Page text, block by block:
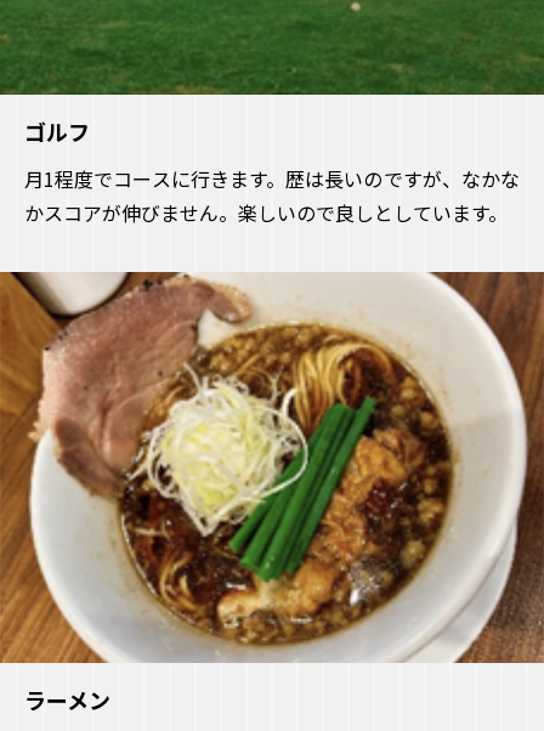
ゴルフ
月1程度でコースに行きます。歴は長いのですが、なかな
かスコアが伸びません。楽しいので良しとしています。
ラーメン